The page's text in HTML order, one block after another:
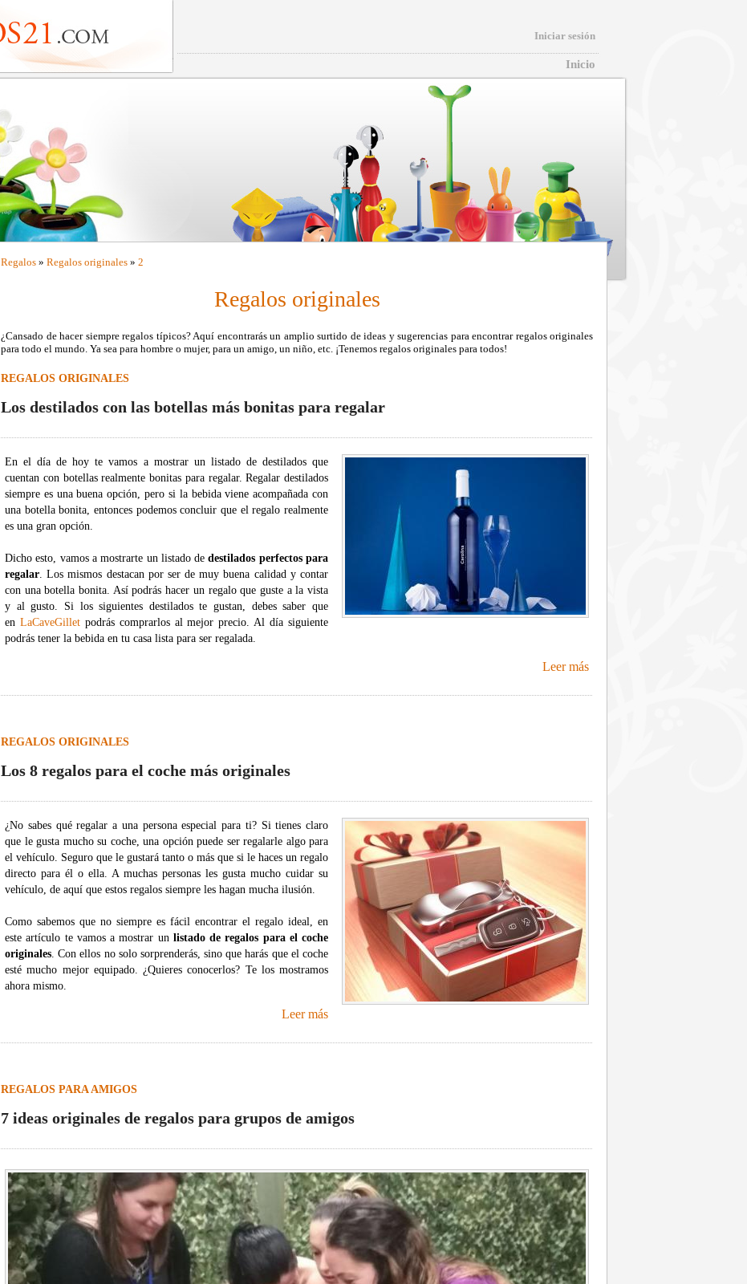
Iniciar sesión
Inicio
Regalos » Regalos originales » 2
Regalos originales
¿Cansado de hacer siempre regalos típicos? Aquí encontrarás un amplio surtido de ideas y sugerencias para encontrar regalos originales
para todo el mundo. Ya sea para hombre o mujer, para un amigo, un niño, etc. ¡Tenemos regalos originales para todos!
REGALOS ORIGINALES
Los destilados con las botellas más bonitas para regalar
En el día de hoy te vamos a mostrar un listado de destilados que
cuentan con botellas realmente bonitas para regalar. Regalar destilados
siempre es una buena opción, pero si la bebida viene acompañada con
una botella bonita, entonces podemos concluir que el regalo realmente
es una gran opción.
Dicho esto, vamos a mostrarte un listado dedestilados perfectos para
regalar. Los mismos destacan por ser de muy buena calidad y contar
con una botella bonita. Así podrás hacer un regalo que guste a la vista
y al gusto. Si los siguientes destilados te gustan, debes saber que
en LaCaveGilletpodrás comprarlos al mejor precio. Al día siguiente
podrás tener la bebida en tu casa lista para ser regalada.
Leer más
REGALOS ORIGINALES
Los 8 regalos para el coche más originales
¿No sabes qué regalar a una persona especial para ti? Si tienes claro
que le gusta mucho su coche, una opción puede ser regalarle algo para
el vehículo. Seguro que le gustará tanto o más que si le haces un regalo
directo para él o ella. A muchas personas les gusta mucho cuidar su
vehículo, de aquí que estos regalos siempre les hagan mucha ilusión.
Como sabemos que no siempre es fácil encontrar el regalo ideal, en
este artículo te vamos a mostrar un listado de regalos para el coche
originales. Con ellos no solo sorprenderás, sino que harás que el coche
esté mucho mejor equipado. ¿Quieres conocerlos? Te los mostramos
ahora mismo.
Leer más
REGALOS PARA AMIGOS
7 ideas originales de regalos para grupos de amigos